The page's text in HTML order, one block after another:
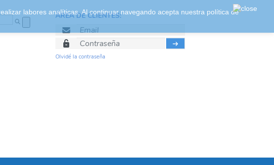
ÁREA DE CLIENTES:
Olvidé la contraseña
labores analíticas. Al continuar navegando acepta nuestra política de